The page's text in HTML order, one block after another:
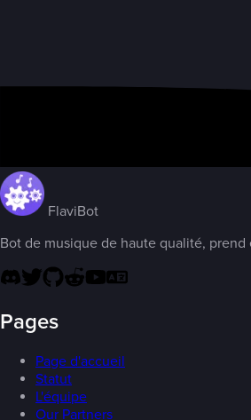
FlaviBot
Bot de musique de haute qualité, prend
Pages
Page d'accueil
Statut
L'équipe
Our Partners